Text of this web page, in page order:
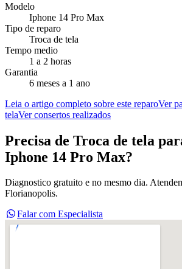
Modelo
Iphone 14 Pro Max
Tipo de reparo
Troca de tela
Tempo medio
1 a 2 horas
Garantia
6 meses a 1 ano
Leia o artigo completo sobre este reparoVer
telaVer consertos realizados
Precisa de Troca de tela
Iphone 14 Pro Max?
Diagnostico gratuito e no mesmo dia.
Florianopolis.
Falar com Especialista